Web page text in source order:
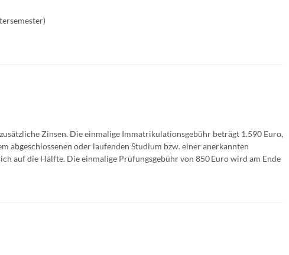
Zinsen. Die einmalige Immatrikulationsgebühr beträgt 1.590 Euro,
abgeschlossenen oder laufenden Studium bzw. einer anerkannten
auf die Hälfte. Die einmalige Prüfungsgebühr von 850 Euro wird am Ende